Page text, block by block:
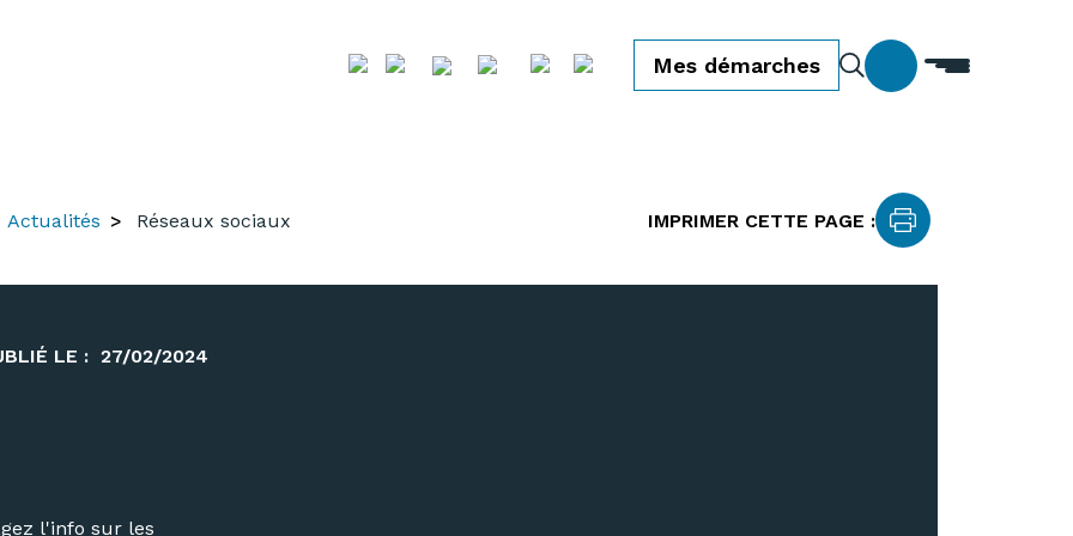
Mes démarches
Actualités Réseaux sociaux IMPRIMER CETTE PAGE :
LE : 27/02/2024
l'info sur les